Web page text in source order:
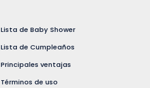
Lista de Baby Shower
Lista de Cumpleaños
Principales ventajas
Términos de uso